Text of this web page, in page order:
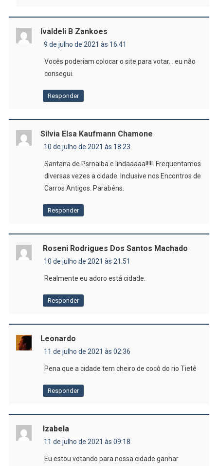
Ivaldeli B Zankoes
9 de julho de 2021 às 16:41
Vocês poderiam colocar o site para votar… eu não
consegui.
Responder
Silvia Elsa Kaufmann Chamone
10 de julho de 2021 às 18:23
Santana de Psrnaiba e lindaaaaa!!!!!. Frequentamos
diversas vezes a cidade. Inclusive nos Encontros de
Carros Antigos. Parabéns.
Responder
Roseni Rodrigues Dos Santos Machado
10 de julho de 2021 às 21:51
Realmente eu adoro está cidade.
Responder
Leonardo
11 de julho de 2021 às 02:36
Pena que a cidade tem cheiro de cocô do rio Tietê
Responder
Izabela
11 de julho de 2021 às 09:18
Eu estou votando para nossa cidade ganhar